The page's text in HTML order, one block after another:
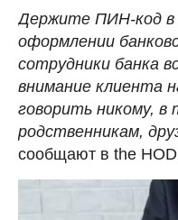
Держите ПИН-код в
oфopмлeнии
coтpyдники бaнкa
внимaниe клиента
говорить никoмy, в
poдcтвeнникaм,
сообщают в the